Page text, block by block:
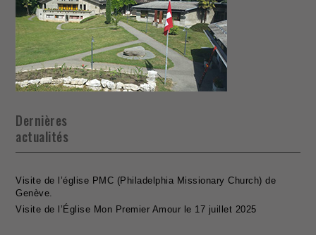
Dernières
actualités
Visite de l’église PMC (Philadelphia Missionary Church) de
Genève.
Visite de l’Église Mon Premier Amour le 17 juillet 2025